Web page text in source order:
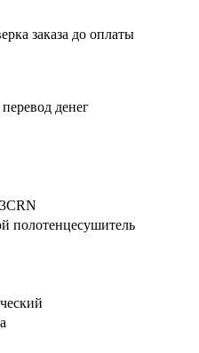
заказа до оплаты
денег
полотенцесушитель